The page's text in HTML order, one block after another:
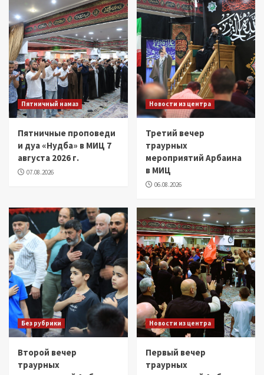
Пятничный намаз
Пятничные проповеди
и дуа «Нудба» в МИЦ 7
августа 2026 г.
07.08.2026
Новости из центра
Третий вечер
траурных
мероприятий Арбаина
в МИЦ
06.08.2026
Без рубрики
Второй вечер
траурных
Новости из центра
Первый вечер
траурных